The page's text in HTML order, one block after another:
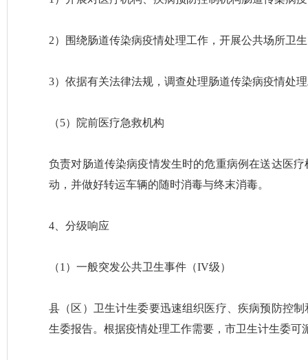
2）围绕肠道传染病疫情处理工作，开展公共场所卫
3）依据有关法律法规，调查处理肠道传染病疫情处
（5）院前医疗急救机构
负责对肠道传染病疫情发生时的危重病例在送达医
动，并做好转运车辆的随时消毒与终末消毒。
4、分级响应
（1）一般突发公共卫生事件（IV级）
县（区）卫生计生委要迅速组织医疗、疾病预防控
生委报告。根据疫情处理工作需要，市卫生计生委可